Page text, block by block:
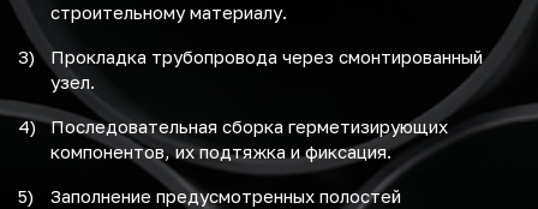
строительному материалу.
Прокладка трубопровода через смонтированный
узел.
Последовательная сборка герметизирующих
компонентов, их подтяжка и фиксация.
Заполнение предусмотренных полостей